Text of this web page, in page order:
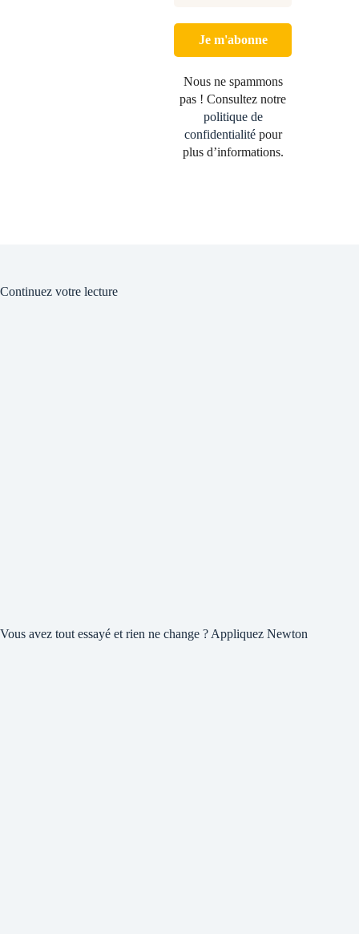
Nous ne spammons
pas ! Consultez notre
politique de
confidentialitépour
plus d’informations.
Continuez votre lecture
Vous avez tout essayé et rien ne change ? Appliquez Newton